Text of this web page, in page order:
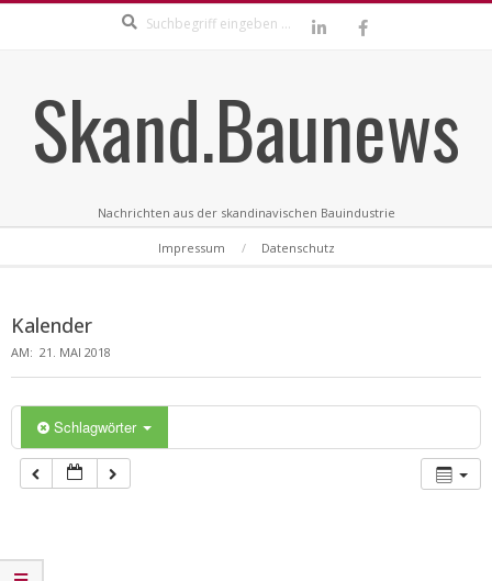
Skand.Baunews
Nachrichten aus der skandinavischen Bauindustrie
Impressum Datenschutz
Kalender
AM: 21. MAI 2018
Schlagwörter